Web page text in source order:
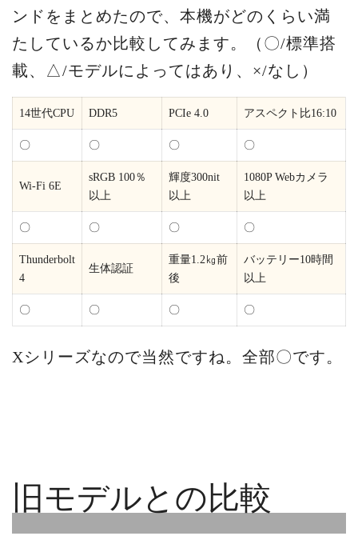
ンドをまとめたので、本機がどのくらい満
たしているか比較してみます。（〇/標準搭
載、△/モデルによってはあり、×/なし）
14世代CPU DDR5 PCIe 4.0 アスペクト比16:10
〇 〇 〇 〇
Wi-Fi 6E
sRGB 100％
以上
輝度300nit
以上
1080P Webカメラ
以上
〇 〇 〇 〇
Thunderbolt
4
生体認証
重量1.2㎏前
後
バッテリー10時間
以上
〇 〇 〇 〇
Xシリーズなので当然ですね。全部〇です。
旧モデルとの比較